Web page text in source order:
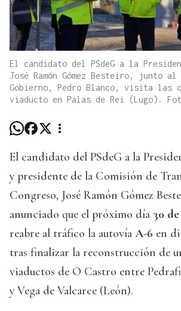
El candidato del PSdeG a la
José Ramón Gómez Besteiro, junto al
Gobierno, Pedro Blanco, visita las
viaducto en Palas de Rei (Lugo).
El candidato del PSdeG a la
y presidente de la Comisión de
Congreso, José Ramón Gómez
anunciado que el próximo día 30
reabre al tráfico la autovía A-6 en
tras finalizar la reconstrucción de
viaductos de O Castro entre
y Vega de Valcarce (León).